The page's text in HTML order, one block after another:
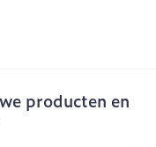
producten en